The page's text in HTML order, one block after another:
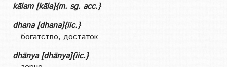
kālam [kāla]{m. sg. acc.}
dhana [dhana]{iic.}
богатство, достаток
dhānya [dhānya]{iic.}